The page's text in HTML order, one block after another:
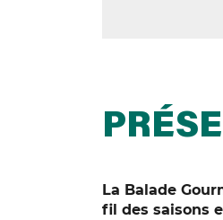
La Balade
fil des saisons